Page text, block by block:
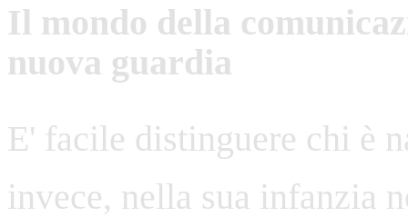
Il mondo della
nuova guardia
E' facile distinguere chi è
invece, nella sua infanzia